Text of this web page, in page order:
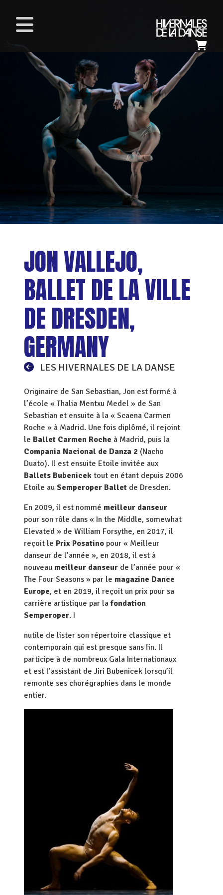
JON VALLEJO,
BALLET DE LA VILLE
DE DRESDEN,
GERMANY
LES HIVERNALES DE LA DANSE
Originaire de San Sebastian, Jon est formé à
l’école « Thalia Mentxu Medel » de San
Sebastian et ensuite à la « Scaena Carmen
Roche » à Madrid. Une fois diplômé, il rejoint
le Ballet Carmen Roche à Madrid, puis la
Compania Nacional de Danza 2 (Nacho
Duato). Il est ensuite Etoile invitée aux
Ballets Bubenicek tout en étant depuis 2006
Etoile au Semperoper Ballet de Dresden.
En 2009, il est nommé meilleur danseur
pour son rôle dans « In the Middle, somewhat
Elevated » de William Forsythe, en 2017, il
reçoit le Prix Posatino pour « Meilleur
danseur de l’année », en 2018, il est à
nouveau meilleur danseur de l’année pour «
The Four Seasons » par le magazine Dance
Europe, et en 2019, il reçoit un prix pour sa
carrière artistique par lafondation
Semperoper. I
nutile de lister son répertoire classique et
contemporain qui est presque sans fin. Il
participe à de nombreux Gala Internationaux
et est l’assistant de Jiri Bubenicek lorsqu’il
remonte ses chorégraphies dans le monde
entier.